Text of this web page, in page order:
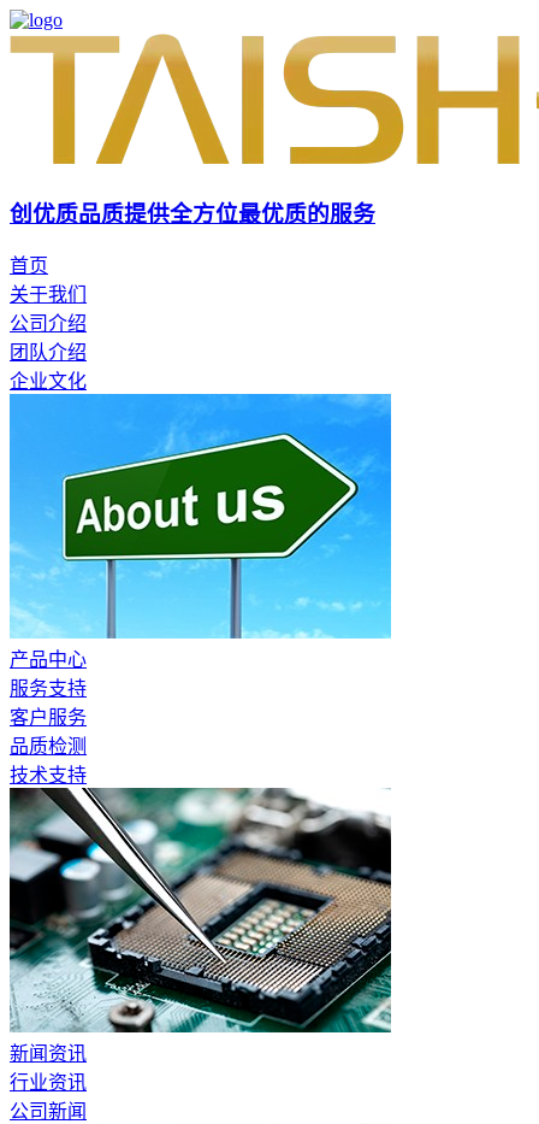
创优质品质提供全方位最优质的服务
首页
关于我们
公司介绍
团队介绍
企业文化
产品中心
服务支持
客户服务
品质检测
技术支持
新闻资讯
行业资讯
公司新闻